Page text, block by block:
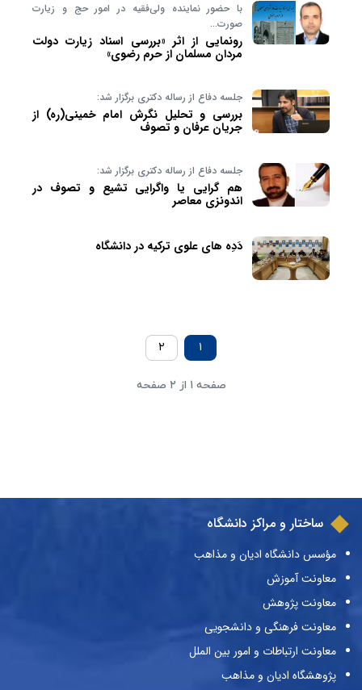
با حضور نماینده ولی‌فقیه در امور حج و زیارت
صورت…
رونمایی از اثر «بررسی اسناد زیارت دولت
مردان مسلمان از حرم رضوی»
جلسه دفاع از رساله دکتری برگزار شد:
بررسی و تحلیل نگرش امام خمینی(ره) از
جریان عرفان و تصوف
جلسه دفاع از رساله دکتری برگزار شد:
هم گرایی یا واگرایی تشیع و تصوف در
اندونزی معاصر
دَدِه های علوی ترکیه در دانشگاه
صفحه ۱ از ۲ صفحه
۱ ۲
ساختار و مراکز دانشگاه
مؤسس دانشگاه ادیان و مذاهب
معاونت آموزش
معاونت پژوهش
معاونت فرهنگی و دانشجویی
معاونت ارتباطات و امور بین الملل
پژوهشگاه ادیان و مذاهب